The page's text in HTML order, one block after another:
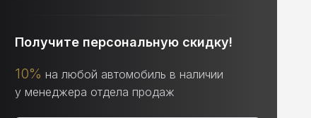
Получите персональную скидку!
10% на любой автомобиль в наличии
у менеджера отдела продаж